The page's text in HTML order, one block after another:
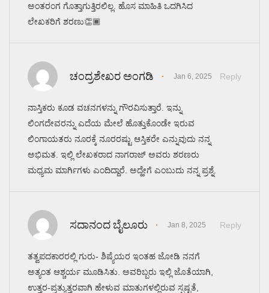
ಅಂತರಂಗ ಗೊತ್ತಾಗುತ್ತಿರಲಿಲ್ಲ. ಹೊಸ ಮಾಹಿತಿ ಒದಗಿಸಿದ
ಲೇಖಕರಿಗೆ ಶರಣು👏🏾
ಚಂದ್ರಶೇಖರ ಅಂಗಡಿ Jan 6, 2025 Reply
ನಾಸ್ತಿಕರು ಕೂಡ ವಚನಗಳನ್ನು ಗೌರವಿಸುತ್ತಾರೆ. ಇನ್ನು
ಲಿಂಗದೇವರನ್ನು ಎದೆಯ ಮೇಲೆ ಹೊತ್ತುಕೊಂಡೇ ಇರುವ
ಲಿಂಗಾಯತರು ನೂರಕ್ಕೆ ನೂರರಷ್ಟು ಆಸ್ತಿಕರೇ ಎನ್ನುವುದು ನನ್ನ
ಅಭಿಮತ. ಇಲ್ಲಿ ಲೇಖಕರಾದ ನಾಗರಾಜ್ ಅವರು ಶರಣರು
ಮಧ್ಯಮ ಮಾರ್ಗಿಗಳು ಎಂದಿದ್ದಾರೆ. ಅದ್ಹೇಗೆ ಎಂಬುದು ನನ್ನ ಪ್ರಶ್ನೆ.
ಸದಾನಂದ ಬೈಲೂರು Jan 8, 2025 Reply
ತತ್ವಪದಕಾರರಲ್ಲಿ ಗುರು- ಶಿಷ್ಯೆಯರ ಇಂತಹ ಜೋಡಿ ನನಗೆ
ಅತ್ಯಂತ ಆಶ್ಚರ್ಯ ಮೂಡಿಸಿತು. ಅವರಿಬ್ಬರು ಇಲ್ಲಿ ಜೊತೆಯಾಗಿ,
ಉತ್ತರ-ಪ್ರತ್ಯುತ್ತರವಾಗಿ ಹೇಳುವ ಮಾತುಗಳಲ್ಲಿರುವ ಸ್ಪಷ್ಟತೆ,